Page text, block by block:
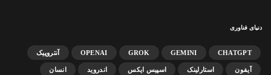
دنیای فناوری
CHATGPT
GEMINI
GROK
OPENAI آنتروپیک
آیفون استارلینک اسپیس ایکس اندروید انسان